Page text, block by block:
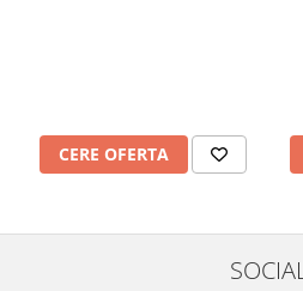
CERE OFERTA